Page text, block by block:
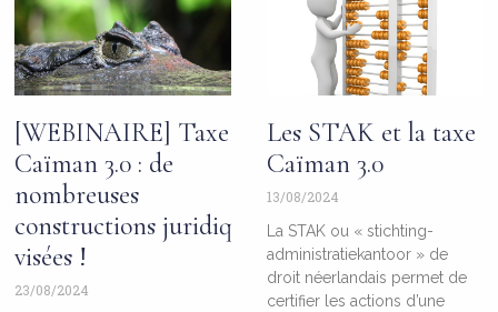
[WEBINAIRE] Taxe
Caïman 3.0 : de
nombreuses
constructions juridiques
visées !
23/08/2024
Les STAK et la taxe
Caïman 3.0
13/08/2024
La STAK ou « stichting-
administratiekantoor » de
droit néerlandais permet de
certifier les actions d’une